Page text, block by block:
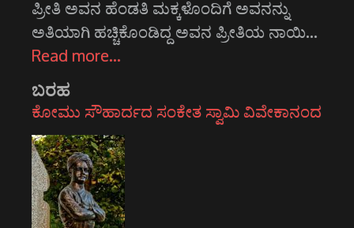
ಪ್ರೀತಿ ಅವನ ಹೆಂಡತಿ ಮಕ್ಕಳೊಂದಿಗೆ ಅವನನ್ನು
ಅತಿಯಾಗಿ ಹಚ್ಚಿಕೊಂಡಿದ್ದ ಅವನ ಪ್ರೀತಿಯ ನಾಯಿ…
Read more…
ಬರಹ
ಕೋಮು ಸೌಹಾರ್ದದ ಸಂಕೇತ ಸ್ವಾಮಿ ವಿವೇಕಾನಂದ